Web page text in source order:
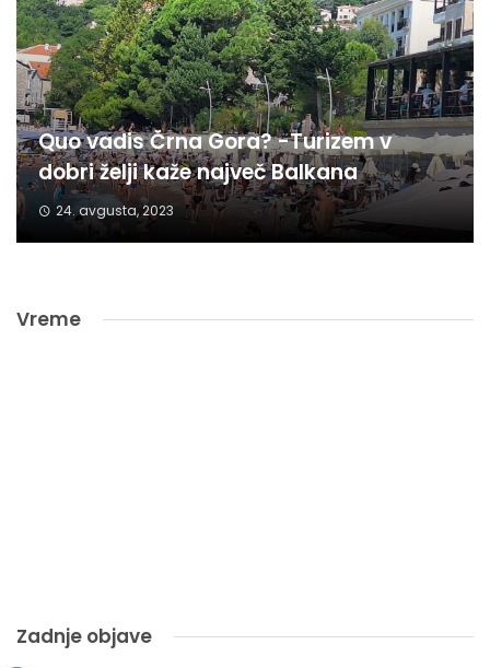
Quo vadis Črna Gora? -Turizem v
dobri želji kaže največ Balkana
24. avgusta, 2023
Vreme
Zadnje objave